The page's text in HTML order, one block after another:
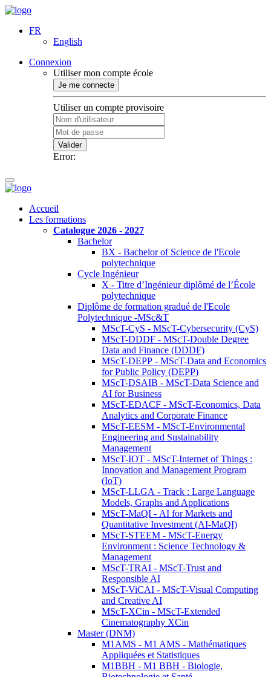
FR
English
Connexion
Utiliser mon compte école
Je me connecte
Utiliser un compte provisoire
Valider
Error:
Accueil
Les formations
Catalogue 2026 - 2027
Bachelor
BX - Bachelor of Science de l'Ecole
polytechnique
Cycle Ingénieur
X - Titre d’Ingénieur diplômé de l’École
polytechnique
Diplôme de formation gradué de l'Ecole
Polytechnique -MSc&T
MScT-CyS - MScT-Cybersecurity (CyS)
MScT-DDDF - MScT-Double Degree
Data and Finance (DDDF)
MScT-DEPP - MScT-Data and Economics
for Public Policy (DEPP)
MScT-DSAIB - MScT-Data Science and
AI for Business
MScT-EDACF - MScT-Economics, Data
Analytics and Corporate Finance
MScT-EESM - MScT-Environmental
Engineering and Sustainability
Management
MScT-IOT - MScT-Internet of Things :
Innovation and Management Program
(IoT)
MScT-LLGA - Track : Large Language
Models, Graphs and Applications
MScT-MaQI - AI for Markets and
Quantitative Investment (AI-MaQI)
MScT-STEEM - MScT-Energy
Environment : Science Technology &
Management
MScT-TRAI - MScT-Trust and
Responsible AI
MScT-ViCAI - MScT-Visual Computing
and Creative AI
MScT-XCin - MScT-Extended
Cinematography XCin
Master (DNM)
M1AMS - M1 AMS - Mathématiques
Appliquées et Statistiques
M1BBH - M1 BBH - Biologie,